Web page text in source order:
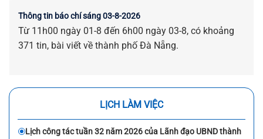
Thông tin báo chí sáng 03-8-2026
Từ 11h00 ngày 01-8 đến 6h00 ngày 03-8, có khoảng
371 tin, bài viết về thành phố Đà Nẵng.
LỊCH LÀM VIỆC
Lịch công tác tuần 32 năm 2026 của Lãnh đạo UBND thành